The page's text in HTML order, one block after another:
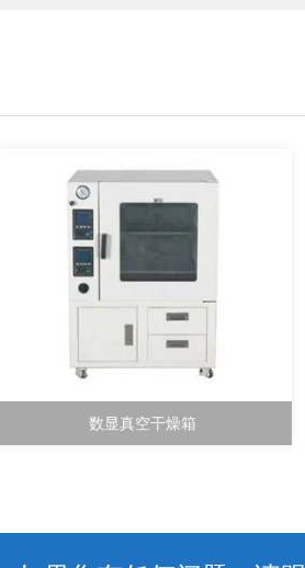
数显真空干燥箱